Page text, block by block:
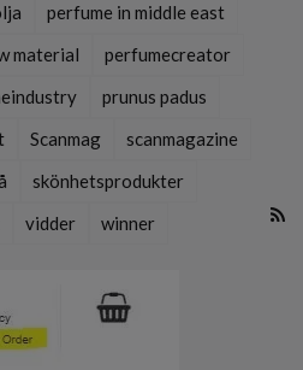
perfume in middle east
material
perfumecreator
prunus padus
Scanmag
scanmagazine
skönhetsprodukter
vidder winner